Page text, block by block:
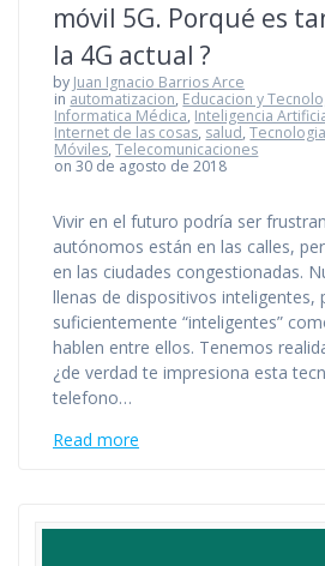
móvil 5G. Porqué es
la 4G actual ?
by Juan Ignacio Barrios Arce
in automatizacion, Educacion y
Informatica Médica, Inteligencia
Internet de las cosas, salud,
Móviles,Telecomunicaciones
on 30 de agosto de 2018
Vivir en el futuro podría ser
autónomos están en las calles,
en las ciudades congestionadas.
llenas de dispositivos inteligentes,
suficientemente “inteligentes”
hablen entre ellos. Tenemos
¿de verdad te impresiona esta
telefono…
Read more